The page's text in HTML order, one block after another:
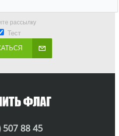
рассылку
Тест
507 88 45